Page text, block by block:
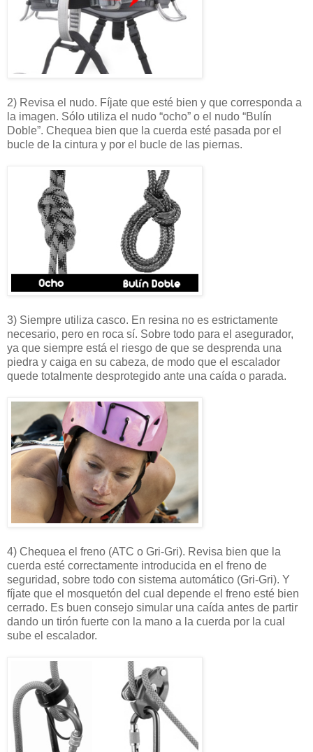
2) Revisa el nudo. Fíjate que esté bien y que corresponda a
la imagen. Sólo utiliza el nudo “ocho” o el nudo “Bulín
Doble”. Chequea bien que la cuerda esté pasada por el
bucle de la cintura y por el bucle de las piernas.
3) Siempre utiliza casco. En resina no es estrictamente
necesario, pero en roca sí. Sobre todo para el asegurador,
ya que siempre está el riesgo de que se desprenda una
piedra y caiga en su cabeza, de modo que el escalador
quede totalmente desprotegido ante una caída o parada.
4) Chequea el freno (ATC o Gri-Gri). Revisa bien que la
cuerda esté correctamente introducida en el freno de
seguridad, sobre todo con sistema automático (Gri-Gri). Y
fíjate que el mosquetón del cual depende el freno esté bien
cerrado. Es buen consejo simular una caída antes de partir
dando un tirón fuerte con la mano a la cuerda por la cual
sube el escalador.